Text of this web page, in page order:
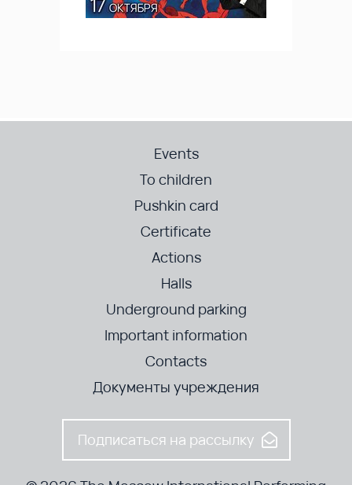
Events
To children
Pushkin card
Certificate
Actions
Halls
Underground parking
Important information
Contacts
Документы учреждения
Подписаться на рассылку